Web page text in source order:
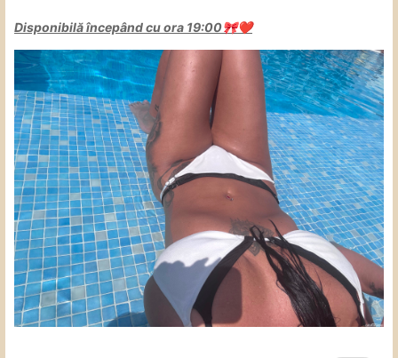
Disponibilă începând cu ora 19:00🎀❤️